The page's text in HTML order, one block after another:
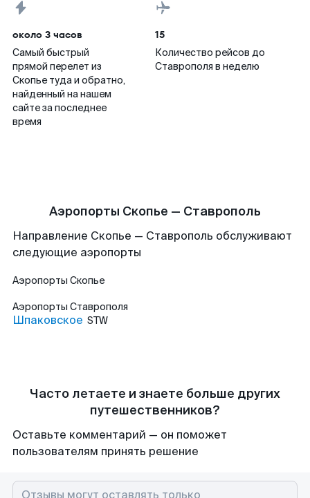
около 3 часов
Самый быстрый
прямой перелет из
Скопье туда и обратно,
найденный на нашем
сайте за последнее
время
15
Количество рейсов до
Ставрополя в неделю
Аэропорты Скопье — Ставрополь
Направление Скопье — Ставрополь обслуживают
следующие аэропорты
Аэропорты Скопье
Аэропорты Ставрополя
Шпаковское STW
Часто летаете и знаете больше других
путешественников?
Оставьте комментарий — он поможет
пользователям принять решение